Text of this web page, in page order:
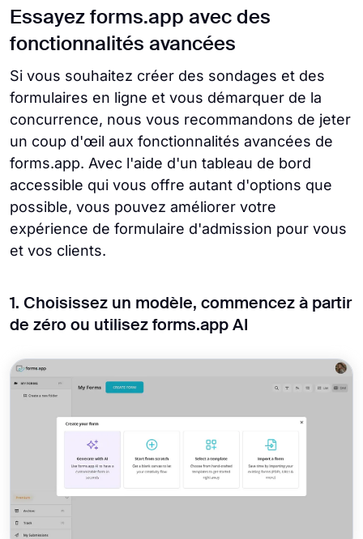
Essayez forms.app avec des
fonctionnalités avancées
Si vous souhaitez créer des sondages et des
formulaires en ligne et vous démarquer de la
concurrence, nous vous recommandons de jeter
un coup d'œil aux fonctionnalités avancées de
forms.app. Avec l'aide d'un tableau de bord
accessible qui vous offre autant d'options que
possible, vous pouvez améliorer votre
expérience de formulaire d'admission pour vous
et vos clients.
1. Choisissez un modèle, commencez à partir
de zéro ou utilisez forms.app AI